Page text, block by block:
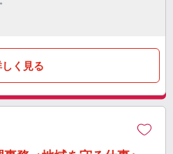
しく見る